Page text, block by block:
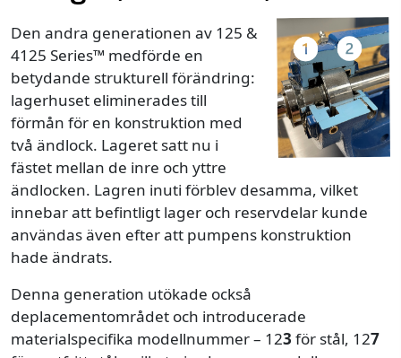
Den andra generationen av 125 &
4125 Series™ medförde en
betydande strukturell förändring:
lagerhuset eliminerades till
förmån för en konstruktion med
två ändlock. Lageret satt nu i
fästet mellan de inre och yttre
ändlocken. Lagren inuti förblev desamma, vilket
innebar att befintligt lager och reservdelar kunde
användas även efter att pumpens konstruktion
hade ändrats.
Denna generation utökade också
deplacementområdet och introducerade
materialspecifika modellnummer – 123 för stål, 127